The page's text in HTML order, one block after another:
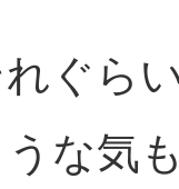
ぐら
な気